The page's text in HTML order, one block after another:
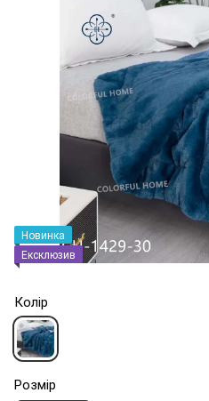
Новинка
Ексклюзив
Колір
Розмір